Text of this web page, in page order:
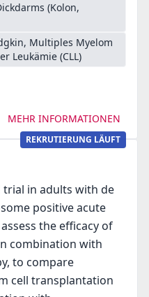
(Kolon,
Multiples Myelom
Leukämie (CLL)
MEHR INFORMATIONEN
REKRUTIERUNG LÄUFT
in adults with de
positive acute
the efficacy of
combination with
to compare
cell transplantation